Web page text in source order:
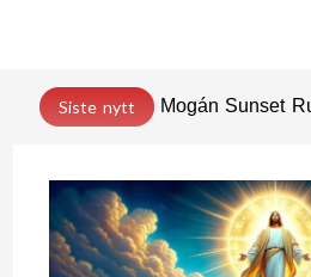
Siste nytt Mogán Sunset